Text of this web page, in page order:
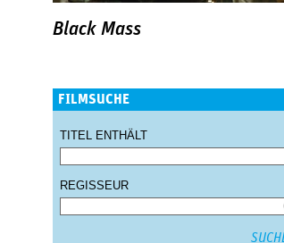
Black Mass
FILMSUCHE
TITEL ENTHÄLT
REGISSEUR